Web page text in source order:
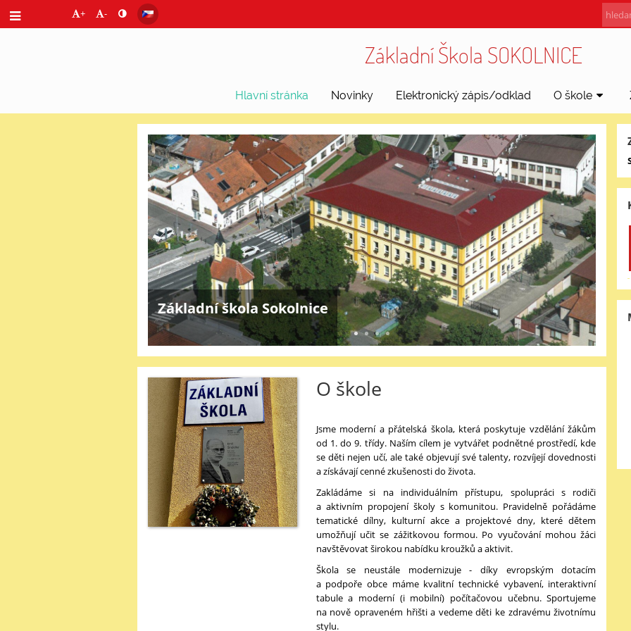
+ -
Základní Škola SOKOLNICE
Hlavní stránka Novinky Elektronický zápis/odklad O škole
Hlavní
stránka
Základní škola Sokolnice
O škole
Jsme moderní a přátelská škola, která poskytuje vzdělání žákům
od 1. do 9. třídy. Naším cílem je vytvářet podnětné prostředí, kde
se děti nejen učí, ale také objevují své talenty, rozvíjejí dovednosti
a získávají cenné zkušenosti do života.
Zakládáme si na individuálním přístupu, spolupráci s rodiči
a aktivním propojení školy s komunitou. Pravidelně pořádáme
tematické dílny, kulturní akce a projektové dny, které dětem
umožňují učit se zážitkovou formou. Po vyučování mohou žáci
navštěvovat širokou nabídku kroužků a aktivit.
Škola se neustále modernizuje - díky evropským dotacím
a podpoře obce máme kvalitní technické vybavení, interaktivní
tabule a moderní (i mobilní) počítačovou učebnu. Sportujeme
na nově opraveném hřišti a vedeme děti ke zdravému životnímu
stylu.